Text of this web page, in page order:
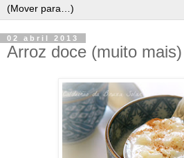
02 abril 2013
Arroz doce (muito